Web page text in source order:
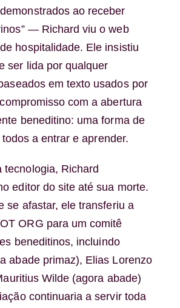
ao receber
— Richard viu o web
hospitalidade. Ele insistiu
ser lida por qualquer
em texto usados por
com a abertura
beneditino: uma forma de
a entrar e aprender.
tecnologia, Richard
editor do site até sua morte.
se afastar, ele transferiu a
ORG para um comitê
beneditinos, incluindo
abade primaz), Elias Lorenzo
Wilde (agora abade)
continuaria a servir toda